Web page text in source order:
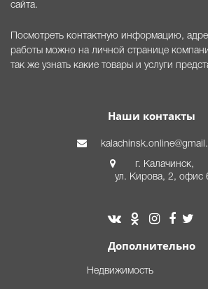
сайта.
Посмотреть контактную информацию,
работы можно на личной странице
так же узнать какие товары и услуги
Наши контакты
г. Калачинск,
ул. Кирова, 2, офис
Дополнительно
Недвижимость